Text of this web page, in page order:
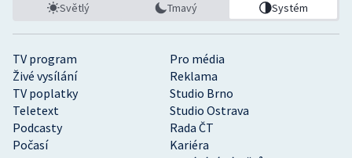
TV program
Pro média
Živé vysílání
Reklama
TV poplatky
Studio Brno
Teletext
Studio Ostrava
Podcasty
Rada ČT
Počasí
Kariéra
Světlý Tmavý Systém